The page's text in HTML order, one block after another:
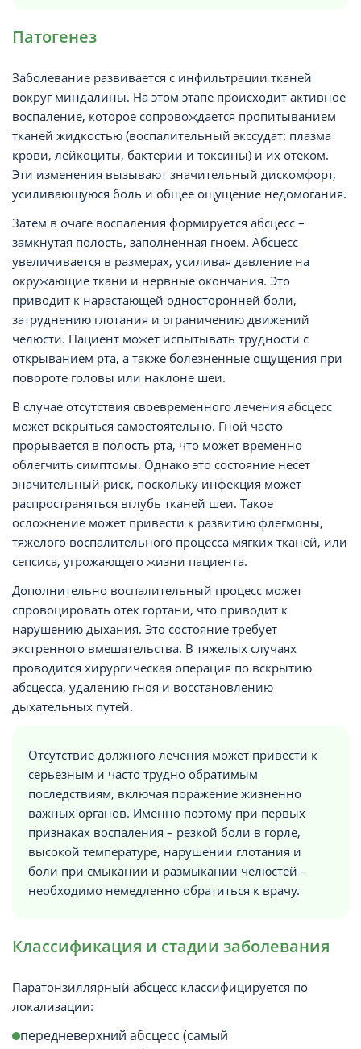
Патогенез
Заболевание развивается с инфильтрации тканей
вокруг миндалины. На этом этапе происходит активное
воспаление, которое сопровождается пропитыванием
тканей жидкостью (воспалительный экссудат: плазма
крови, лейкоциты, бактерии и токсины) и их отеком.
Эти изменения вызывают значительный дискомфорт,
усиливающуюся боль и общее ощущение недомогания.
Затем в очаге воспаления формируется абсцесс –
замкнутая полость, заполненная гноем. Абсцесс
увеличивается в размерах, усиливая давление на
окружающие ткани и нервные окончания. Это
приводит к нарастающей односторонней боли,
затруднению глотания и ограничению движений
челюсти. Пациент может испытывать трудности с
открыванием рта, а также болезненные ощущения при
повороте головы или наклоне шеи.
В случае отсутствия своевременного лечения абсцесс
может вскрыться самостоятельно. Гной часто
прорывается в полость рта, что может временно
облегчить симптомы. Однако это состояние несет
значительный риск, поскольку инфекция может
распространяться вглубь тканей шеи. Такое
осложнение может привести к развитию флегмоны,
тяжелого воспалительного процесса мягких тканей, или
сепсиса, угрожающего жизни пациента.
Дополнительно воспалительный процесс может
спровоцировать отек гортани, что приводит к
нарушению дыхания. Это состояние требует
экстренного вмешательства. В тяжелых случаях
проводится хирургическая операция по вскрытию
абсцесса, удалению гноя и восстановлению
дыхательных путей.
Отсутствие должного лечения может привести к
серьезным и часто трудно обратимым
последствиям, включая поражение жизненно
важных органов. Именно поэтому при первых
признаках воспаления – резкой боли в горле,
высокой температуре, нарушении глотания и
боли при смыкании и размыкании челюстей –
необходимо немедленно обратиться к врачу.
Классификация и стадии заболевания
Паратонзиллярный абсцесс классифицируется по
локализации:
передневерхний абсцесс (самый